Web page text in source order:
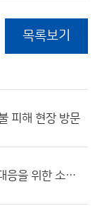
목록보기
피해 현장 방문
장동언 기상청장, 지진‧산불 대응을 위한 소통체계 점검